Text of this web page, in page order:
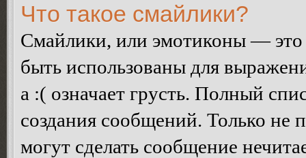
Что такое смайлики?
Смайлики, или эмотиконы — это
быть использованы для
а :( означает грусть. Полный
создания сообщений. Только не
могут сделать сообщение